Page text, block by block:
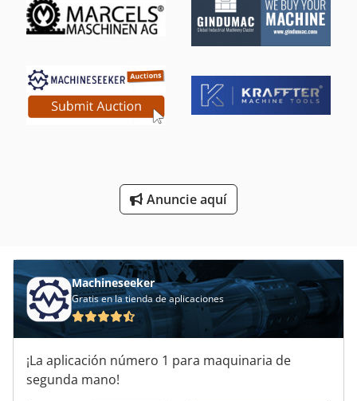
Máquina De La Construcción
Máquina De Materia Textil
Máquina De Pulir Del Mecánica
Máquina De Trabajo De Metal
Anuncie aquí
Machineseeker
Gratis en la tienda de aplicaciones
¡La aplicación número 1 para maquinaria de
segunda mano!